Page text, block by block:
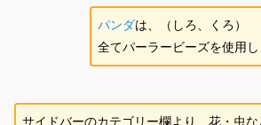
パンダは、（しろ、くろ）
全てパーラービーズを使用し
サイドバーのカテゴリー欄より、花・虫な